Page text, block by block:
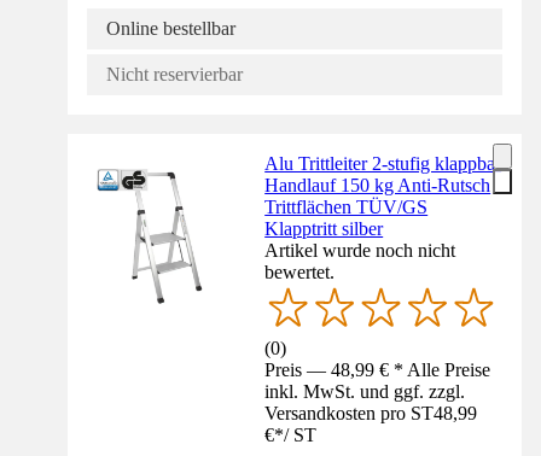
Online bestellbar
Nicht reservierbar
Alu Trittleiter 2-stufig klappbar
Handlauf 150 kg Anti-Rutsch
Trittflächen TÜV/GS
Klapptritt silber
Artikel wurde noch nicht
bewertet.
(0)
Preis — 48,99 € * Alle Preise
inkl. MwSt. und ggf. zzgl.
Versandkosten pro ST48,99
€*/ ST